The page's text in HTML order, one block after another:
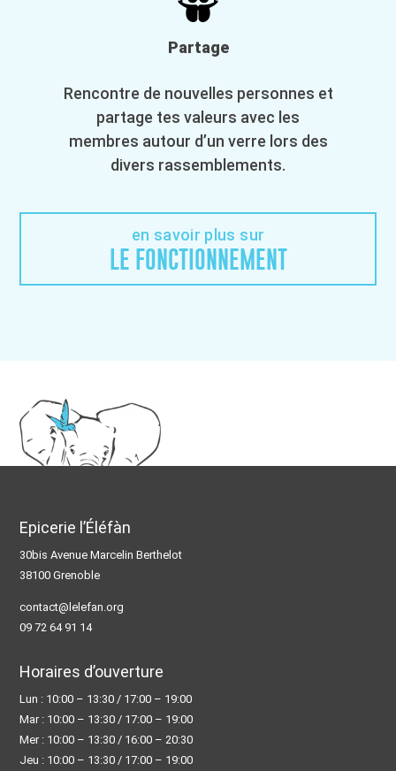
Partage
Rencontre de nouvelles personnes et
partage tes valeurs avec les
membres autour d’un verre lors des
divers rassemblements.
en savoir plus sur
LE FONCTIONNEMENT
Epicerie l’Éléfàn
30bis Avenue Marcelin Berthelot
38100 Grenoble
contact@lelefan.org
09 72 64 91 14
Horaires d’ouverture
Lun : 10:00 – 13:30 / 17:00 – 19:00
Mar : 10:00 – 13:30 / 17:00 – 19:00
Mer : 10:00 – 13:30 / 16:00 – 20:30
Jeu : 10:00 – 13:30 / 17:00 – 19:00